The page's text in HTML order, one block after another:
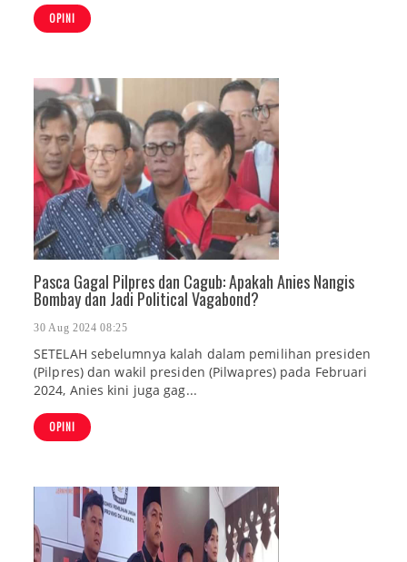
OPINI
Pasca Gagal Pilpres dan Cagub: Apakah Anies Nangis
Bombay dan Jadi Political Vagabond?
30 Aug 2024 08:25
SETELAH sebelumnya kalah dalam pemilihan presiden
(Pilpres) dan wakil presiden (Pilwapres) pada Februari
2024, Anies kini juga gag...
OPINI